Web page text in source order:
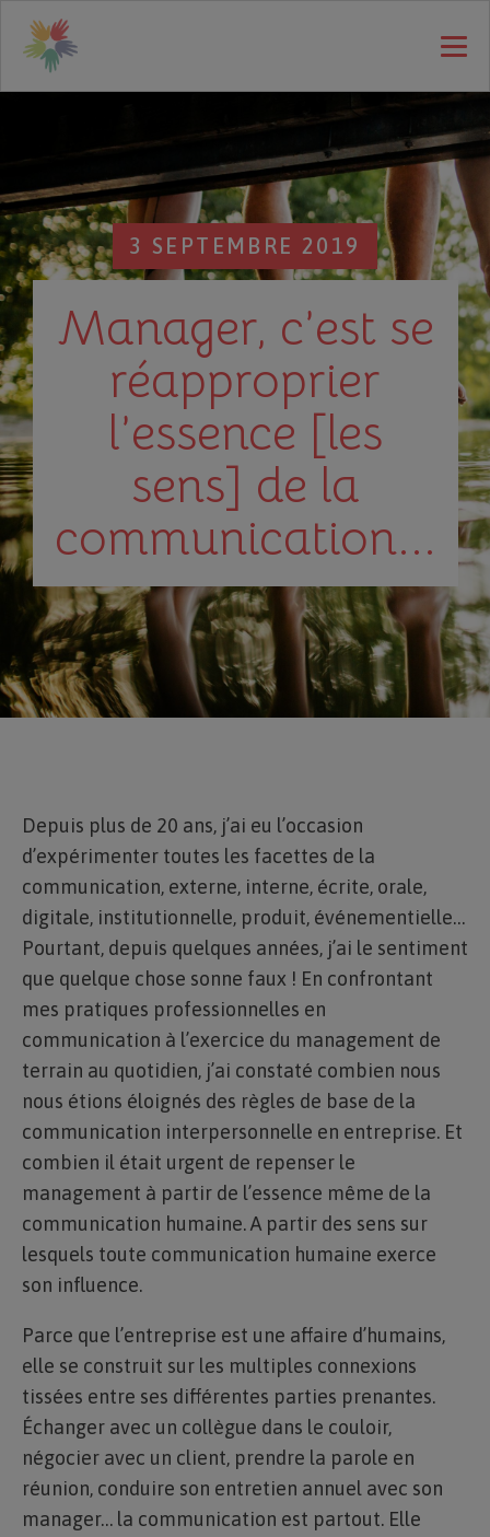
3 SEPTEMBRE 2019
Manager, c’est se
réapproprier
l’essence [les
sens] de la
communication...
Depuis plus de 20 ans, j’ai eu l’occasion
d’expérimenter toutes les facettes de la
communication, externe, interne, écrite, orale,
digitale, institutionnelle, produit, événementielle…
Pourtant, depuis quelques années, j’ai le sentiment
que quelque chose sonne faux ! En confrontant
mes pratiques professionnelles en
communication à l’exercice du management de
terrain au quotidien, j’ai constaté combien nous
nous étions éloignés des règles de base de la
communication interpersonnelle en entreprise. Et
combien il était urgent de repenser le
management à partir de l’essence même de la
communication humaine. A partir des sens sur
lesquels toute communication humaine exerce
son influence.
Parce que l’entreprise est une affaire d’humains,
elle se construit sur les multiples connexions
tissées entre ses différentes parties prenantes.
Échanger avec un collègue dans le couloir,
négocier avec un client, prendre la parole en
réunion, conduire son entretien annuel avec son
manager… la communication est partout. Elle